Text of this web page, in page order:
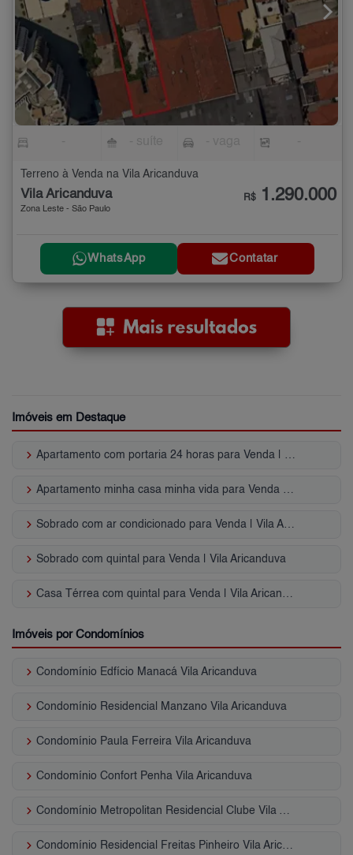
Terreno à Venda na Vila Aricanduva
Vila Aricanduva
Zona Leste - São Paulo
R$ 1.290.000
WhatsApp Contatar
Imóveis em Destaque
keyboard_arrow_right
keyboard_arrow_right
keyboard_arrow_right
keyboard_arrow_right Sobrado com quintal para Venda | Vila Aricanduva
keyboard_arrow_right
Imóveis por Condomínios
keyboard_arrow_right Condomínio Edfício Manacá Vila Aricanduva
keyboard_arrow_right Condomínio Residencial Manzano Vila Aricanduva
keyboard_arrow_right Condomínio Paula Ferreira Vila Aricanduva
keyboard_arrow_right Condomínio Confort Penha Vila Aricanduva
keyboard_arrow_right
keyboard_arrow_right